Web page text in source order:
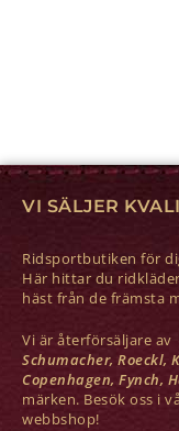
VI SÄLJER
Ridsportbutiken för
Här hittar du
häst från de främsta
Vi är återförsäljare av
Schumacher, Roeckl,
Copenhagen, Fynch,
märken. Besök oss i
webbshop!